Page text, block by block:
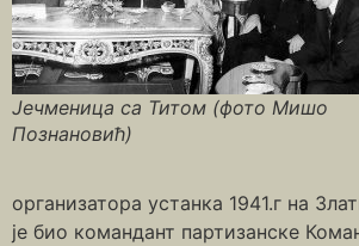
Јечменица са Титом (фото Мишо
Познановић)
организатора устанка 1941.г на
је био командант партизанске